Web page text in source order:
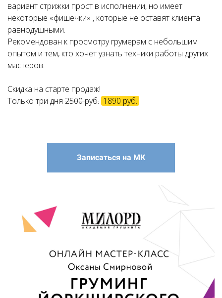
вариант стрижки прост в исполнении, но имеет
некоторые «фишечки» , которые не оставят клиента
равнодушными.
Рекомендован к просмотру грумерам с небольшим
опытом и тем, кто хочет узнать техники работы других
мастеров.
Скидка на старте продаж!
Только три дня 2500 руб. 1890 руб.
Записаться на МК